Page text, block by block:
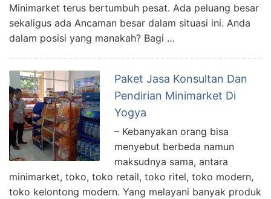
Minimarket terus bertumbuh pesat. Ada peluang besar
sekaligus ada Ancaman besar dalam situasi ini. Anda
dalam posisi yang manakah? Bagi …
Paket Jasa Konsultan Dan
Pendirian Minimarket Di
Yogya
– Kebanyakan orang bisa
menyebut berbeda namun
maksudnya sama, antara
minimarket, toko, toko retail, toko ritel, toko modern,
toko kelontong modern. Yang melayani banyak produk